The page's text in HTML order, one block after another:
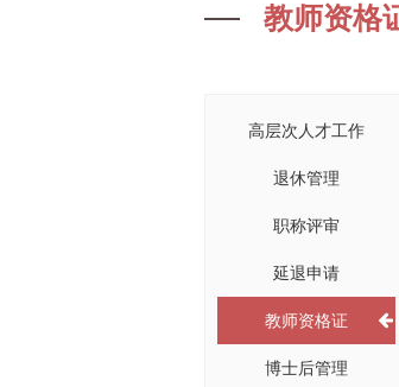
教师资格
高层次人才工作
退休管理
职称评审
延退申请
教师资格证
博士后管理